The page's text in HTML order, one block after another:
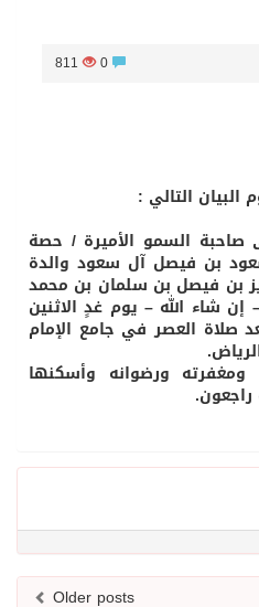
811
التالي :
صاحبة السمو الأميرة / حصة
بن فيصل آل سعود والدة
بن فيصل بن سلمان بن محمد
شاء الله – يوم غدٍ الاثنين
/ 9 / 1440 هـ، بعد صلاة العصر في جامع الإمام
ومغفرته ورضوانه وأسكنها
راجعون.
Older posts